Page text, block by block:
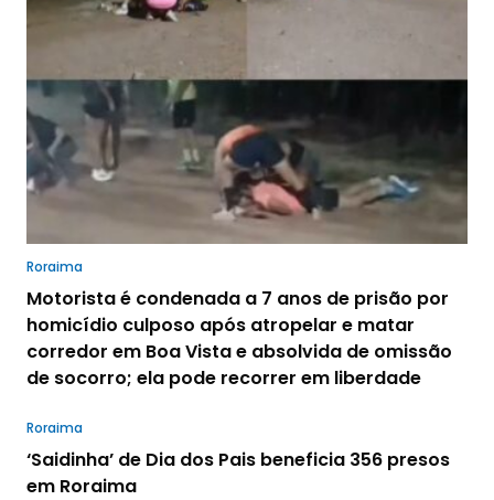
Roraima
Motorista é condenada a 7 anos de prisão por
homicídio culposo após atropelar e matar
corredor em Boa Vista e absolvida de omissão
de socorro; ela pode recorrer em liberdade
Roraima
‘Saidinha’ de Dia dos Pais beneficia 356 presos
em Roraima